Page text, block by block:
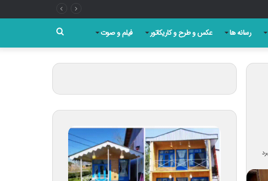
رسانه ها عکس و طرح و کاریکاتور فیلم و صوت
برای